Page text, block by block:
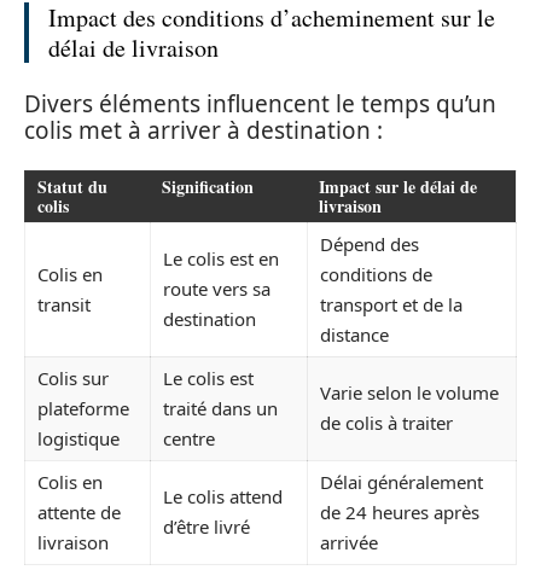
Impact des conditions d’acheminement sur le
délai de livraison
Divers éléments influencent le temps qu’un
colis met à arriver à destination :
Statut du
colis
Signification Impact sur le délai de
livraison
Colis en
transit
Le colis est en
route vers sa
destination
Dépend des
conditions de
transport et de la
distance
Colis sur
plateforme
logistique
Le colis est
traité dans un
centre
Varie selon le volume
de colis à traiter
Colis en
attente de
livraison
Le colis attend
d’être livré
Délai généralement
de 24 heures après
arrivée